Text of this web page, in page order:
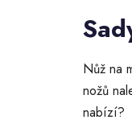
Nůž na
nožů
nabízí?